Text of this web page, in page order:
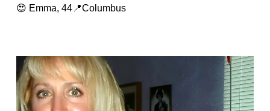
😍 Emma, 44📍Columbus